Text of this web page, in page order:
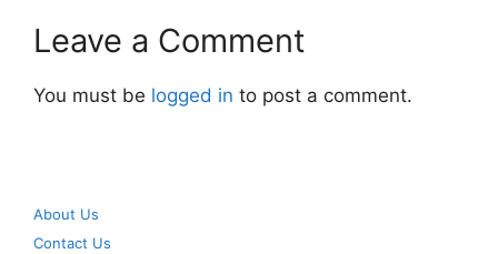
Leave a Comment
You must be logged in to post a comment.
About Us
Contact Us